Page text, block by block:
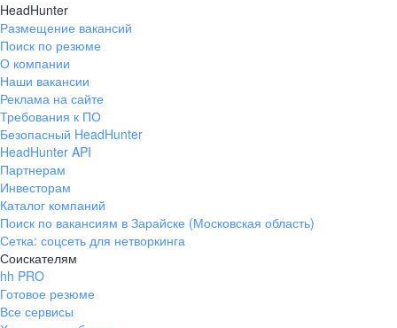
HeadHunter
Размещение вакансий
Поиск по резюме
О компании
Наши вакансии
Реклама на сайте
Требования к ПО
Безопасный HeadHunter
HeadHunter API
Партнерам
Инвесторам
Каталог компаний
Поиск по вакансиям в Зарайске (Московская область)
Сетка: соцсеть для нетворкинга
Соискателям
hh PRO
Готовое резюме
Все сервисы